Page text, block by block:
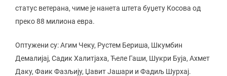
статус ветерана, чиме је нанета штета буџету Косова од
преко 88 милиона евра.
Оптужени су: Агим Чеку, Рустем Бериша, Шкумбин
Демалијај, Садик Халитјаха, Ћеле Гаши, Шукри Буја, Ахмет
Даку, Фаик Фазљију, Џавит Јашари и Фадиљ Шурхај.